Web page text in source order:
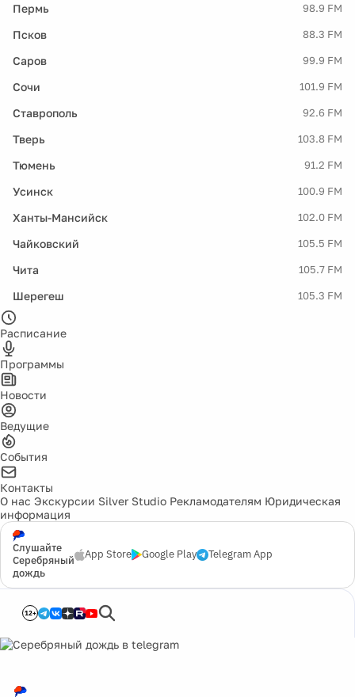
Пермь 98.9 FM
Псков 88.3 FM
Саров 99.9 FM
Сочи 101.9 FM
Ставрополь 92.6 FM
Тверь 103.8 FM
Тюмень 91.2 FM
Усинск 100.9 FM
Ханты-Мансийск 102.0 FM
Чайковский 105.5 FM
Чита 105.7 FM
Шерегеш 105.3 FM
Расписание
Программы
Новости
Ведущие
События
Контакты
О нас Экскурсии Silver Studio Рекламодателям Юридическая
информация
Слушайте
Серебряный
дождь
App Store Google Play Telegram App
12+